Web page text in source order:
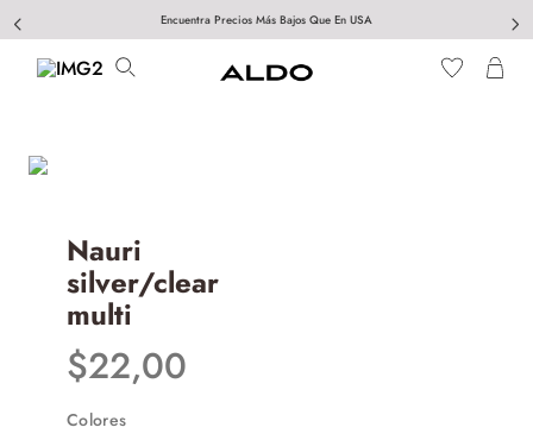
Encuentra Precios Más Bajos Que En USA
Nauri
silver/clear
multi
$22,00
Colores